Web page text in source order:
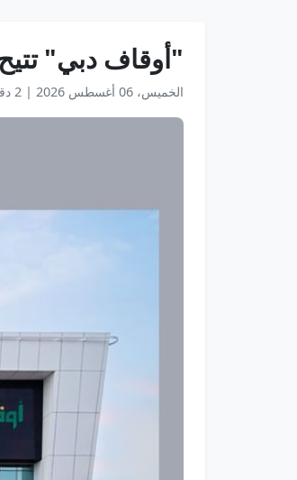
"أوقاف دبي"
الخميس، 06 أغسطس 2026 | 2 دقيقة قراءة